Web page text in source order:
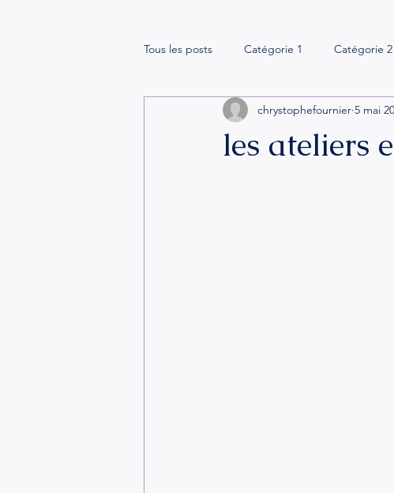
Tous les posts Catégorie 1 Catégorie 2
les ateliers
chrystophefournier 5 mai